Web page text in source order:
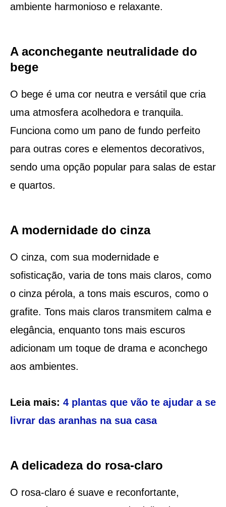
ambiente harmonioso e relaxante.
A aconchegante neutralidade do
bege
O bege é uma cor neutra e versátil que cria
uma atmosfera acolhedora e tranquila.
Funciona como um pano de fundo perfeito
para outras cores e elementos decorativos,
sendo uma opção popular para salas de estar
e quartos.
A modernidade do cinza
O cinza, com sua modernidade e
sofisticação, varia de tons mais claros, como
o cinza pérola, a tons mais escuros, como o
grafite. Tons mais claros transmitem calma e
elegância, enquanto tons mais escuros
adicionam um toque de drama e aconchego
aos ambientes.
Leia mais: 4 plantas que vão te ajudar a se
livrar das aranhas na sua casa
A delicadeza do rosa-claro
O rosa-claro é suave e reconfortante,